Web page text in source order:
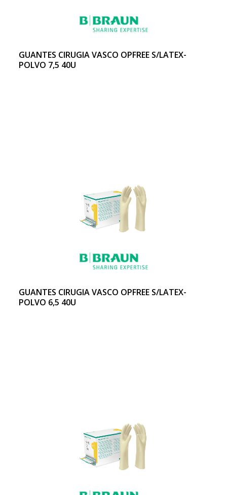
GUANTES CIRUGIA VASCO OPFREE S/LATEX-
POLVO 7,5 40U
GUANTES CIRUGIA VASCO OPFREE S/LATEX-
POLVO 6,5 40U